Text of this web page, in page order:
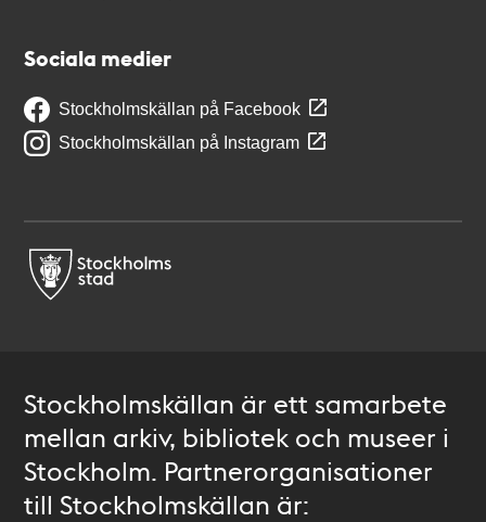
Sociala medier
Stockholmskällan på Facebook
Stockholmskällan på Instagram
Stockholmskällan är ett samarbete
mellan arkiv, bibliotek och museer i
Stockholm. Partnerorganisationer
till Stockholmskällan är: